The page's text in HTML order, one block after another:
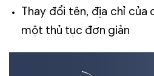
Thay đổi tên, địa chỉ của
một thủ tục đơn giản